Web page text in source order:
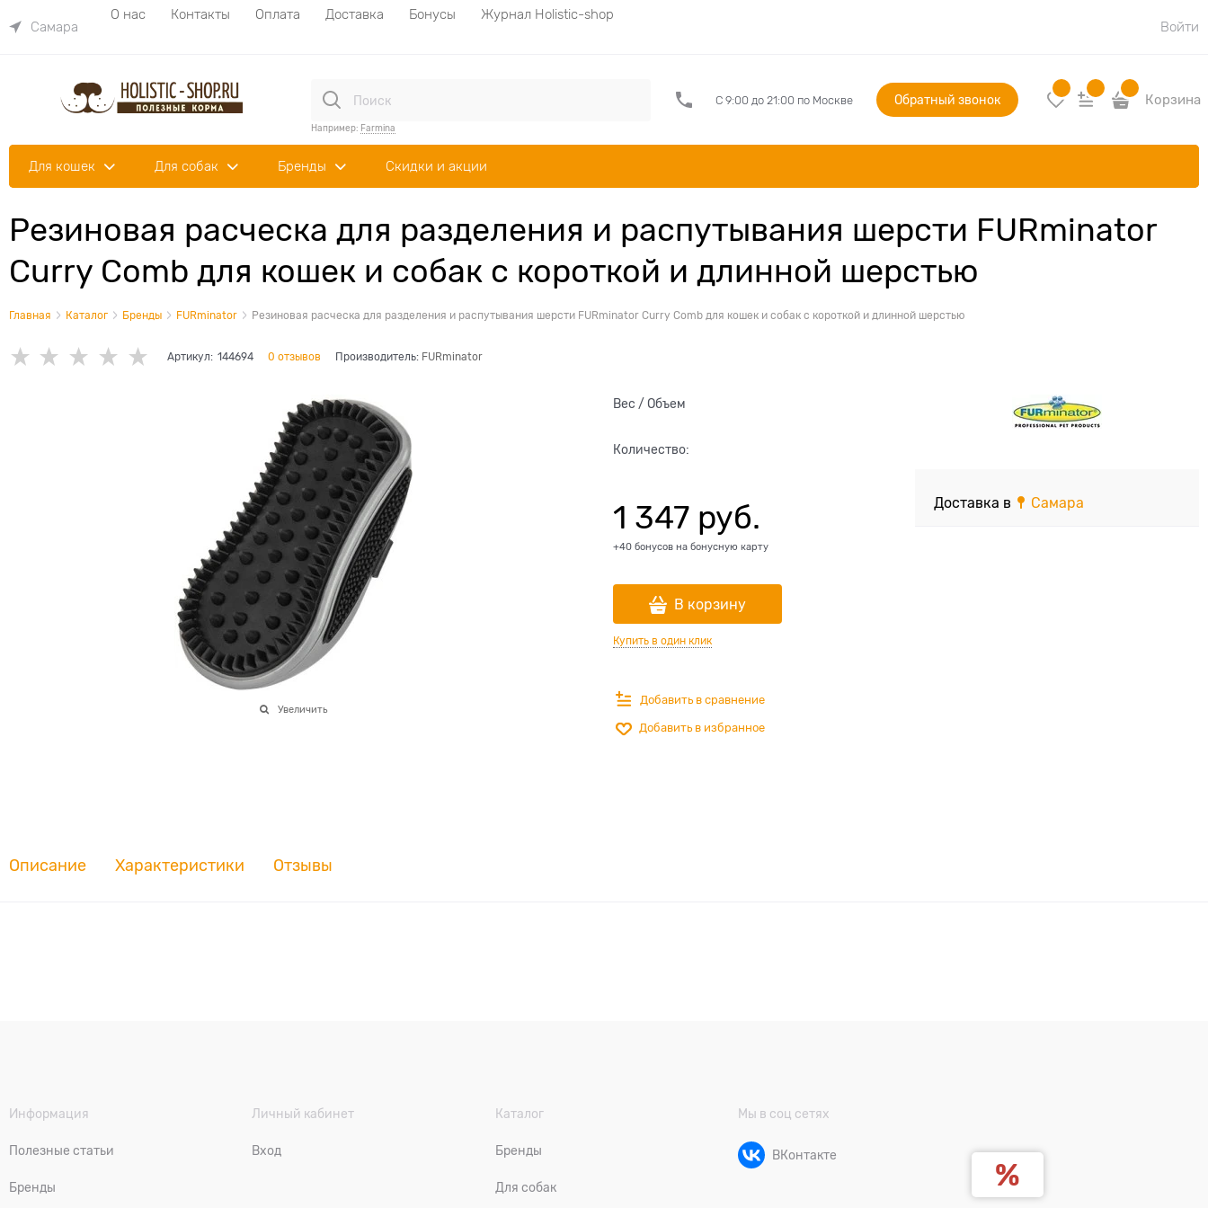
Самара
О нас Контакты Оплата Доставка Бонусы
Журнал Holistic-shop
Войти
Например: Farmina
С 9:00 до 21:00 по Москве Обратный звонок Корзина
Для кошек Для собак Бренды Скидки и акции
Резиновая расческа для разделения и распутывания шерсти FURminator
Curry Comb для кошек и собак с короткой и длинной шерстью
Главная Каталог Бренды FURminator Резиновая расческа для разделения и распутывания шерсти FURminator Curry Comb для кошек и собак с короткой и длинной шерстью
Артикул: 144694 0 отзывов Производитель: FURminator
Увеличить
Вес / Объем
Количество:
1 347 руб.
+40 бонусов на бонусную карту
В корзину
Купить в один клик
Добавить в сравнение
Добавить в избранное
Доставка в Самара
Описание Характеристики Отзывы
Информация
Полезные статьи
Бренды
Личный кабинет
Вход
Каталог
Бренды
Для собак
Мы в соц сетях
ВКонтакте